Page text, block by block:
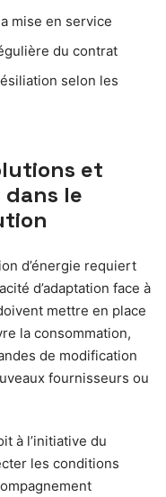
mise en service
du contrat
selon les
et
le
d’énergie requiert
d’adaptation face à
mettre en place
la consommation,
de modification
fournisseurs ou
à l’initiative du
les conditions